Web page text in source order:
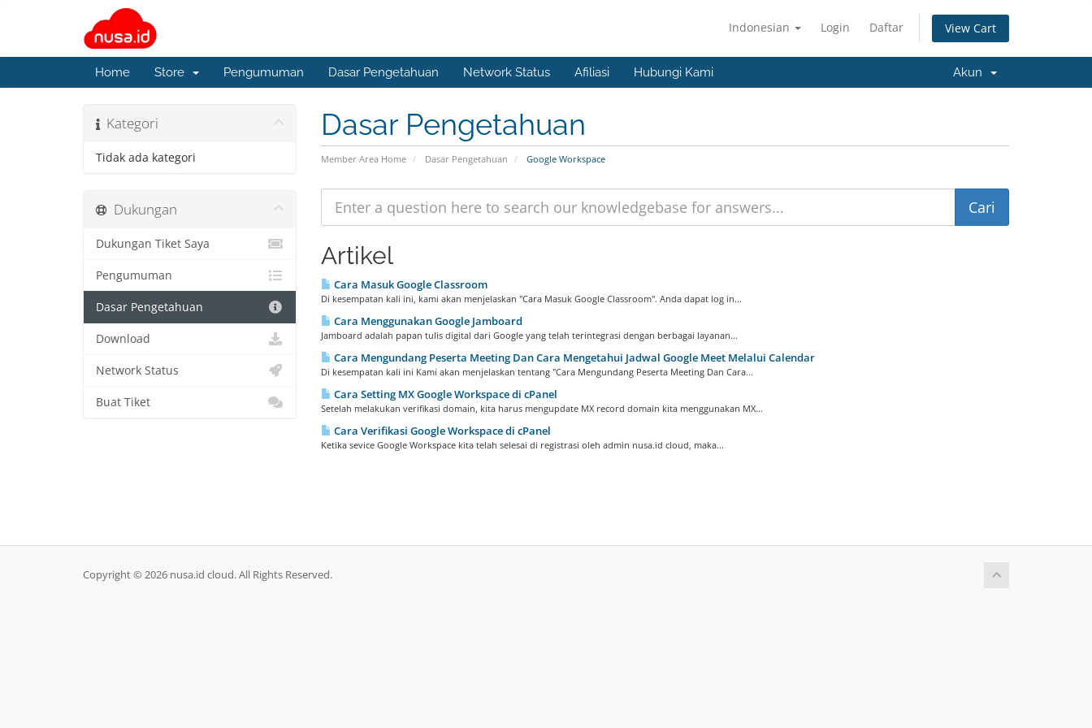
Indonesian Login Daftar View Cart
Home Store Pengumuman Dasar Pengetahuan Network Status Afiliasi Hubungi Kami Akun
Dasar Pengetahuan
Member Area Home Dasar Pengetahuan Google Workspace
Kategori
Tidak ada kategori
Artikel
Cara Masuk Google Classroom
Di kesempatan kali ini, kami akan menjelaskan "Cara Masuk Google Classroom". Anda dapat log in...
Cara Menggunakan Google Jamboard
Jamboard adalah papan tulis digital dari Google yang telah terintegrasi dengan berbagai layanan...
Cara Mengundang Peserta Meeting Dan Cara Mengetahui Jadwal Google Meet Melalui Calendar
Di kesempatan kali ini Kami akan menjelaskan tentang "Cara Mengundang Peserta Meeting Dan Cara...
Cara Setting MX Google Workspace di cPanel
Setelah melakukan verifikasi domain, kita harus mengupdate MX record domain kita menggunakan MX...
Cara Verifikasi Google Workspace di cPanel
Ketika sevice Google Workspace kita telah selesai di registrasi oleh admin nusa.id cloud, maka...
Dukungan
Dukungan Tiket Saya
Pengumuman
Dasar Pengetahuan
Download
Network Status
Buat Tiket
Copyright © 2026 nusa.id cloud. All Rights Reserved.